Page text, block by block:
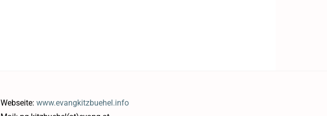
Webseite: www.evangkitzbuehel.info